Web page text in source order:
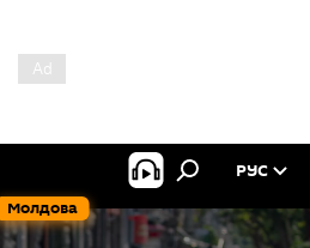
Молдова
РУС